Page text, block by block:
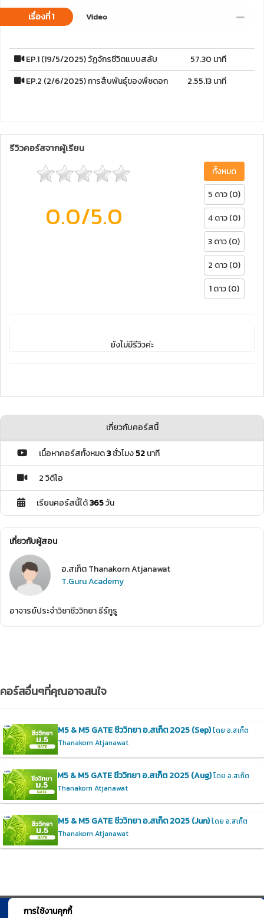
เรื่องที่ 1 Video
EP.1 (19/5/2025) วัฏจักรชีวิตแบบสลับ
57.30 นาที
EP.2 (2/6/2025) การสืบพันธุ์ของพืชดอก
2.55.13 นาที
รีวิวคอร์สจากผู้เรียน
0.0/5.0
ทั้งหมด
5 ดาว (0)
4 ดาว (0)
3 ดาว (0)
2 ดาว (0)
1 ดาว (0)
ยังไม่มีรีวิวค่ะ
เกี่ยวกับคอร์สนี้
เนื้อหาคอร์สทั้งหมด3ชั่วโมง52นาที
2 วิดีโอ
เรียนคอร์สนี้ได้365วัน
เกี่ยวกับผู้สอน
อ.สเก็ต Thanakorn Atjanawat
T.Guru Academy
อาจารย์ประจำวิชาชีววิทยา ธีร์กูรู
คอร์สอื่นๆที่คุณอาจสนใจ
M5 & M5 GATE ชีววิทยา อ.สเก็ต 2025 (Sep)โดย อ.สเก็ต
Thanakorn Atjanawat
M5 & M5 GATE ชีววิทยา อ.สเก็ต 2025 (Aug)โดย อ.สเก็ต
Thanakorn Atjanawat
M5 & M5 GATE ชีววิทยา อ.สเก็ต 2025 (Jun)โดย อ.สเก็ต
Thanakorn Atjanawat
การใช้งานคุกกี้